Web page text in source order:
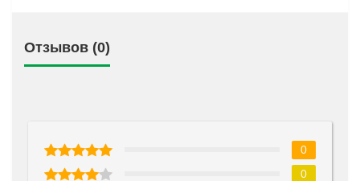
Отзывов (0)
0
0